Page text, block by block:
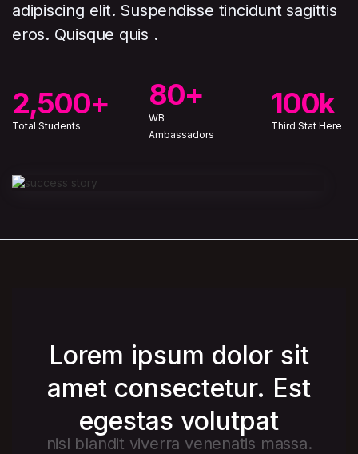
adipiscing elit. Suspendisse tincidunt sagittis
eros. Quisque quis .
2,500+
Total Students
80+
WB
Ambassadors
100k
Third Stat Here
Lorem ipsum dolor sit
amet consectetur. Est
egestas volutpat
nisl blandit viverra venenatis massa.